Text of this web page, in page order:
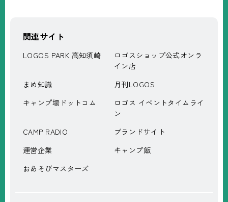
関連サイト
LOGOS PARK 高知須崎
ロゴスショップ公式オンラ
イン店
まめ知識
月刊LOGOS
キャンプ場ドットコム
ロゴス イベントタイムライ
ン
CAMP RADIO
ブランドサイト
運営企業
キャンプ飯
おあそびマスターズ